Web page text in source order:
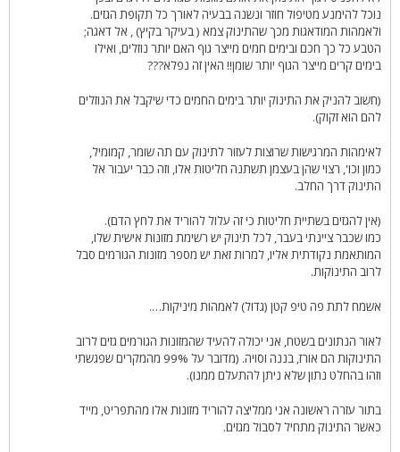
נוכל להימנע מטיפול חוזר ונשנה בבעיה לאורך כל תקופת הגזים.
ולאמהות המודאגות מכך שהתינוק צמא ( בעיקר בקיץ) , אל דאגה;
הטבע כל כך חכם ובימים חמים מייצר גוף האם יותר נוזלים, ואילו
בימים קרים מייצר הגוף יותר שומן!! האין זה נפלא???
(חשוב להניק את התינוק יותר בימים החמים כדי שיקבל את הנוזלים
להם הוא זקוק).
לאימהות המרגישות שרוצות לעזור לתינוק עם תה שומר, קמומיל,
כמון וכו', רצוי שהן בעצמן תשתנה חליטות אלו, וזה כבר יעבור אל
התינוק דרך החלב.
(אין להגזים בשתיית חליטות כי זה עלול להוריד את לחץ הדם).
כמו שכבר ציינתי בעבר, לכל תינוק יש רשימת מזונות אישית שלו,
המותאמת נקודתית אליו, למרות זאת יש מספר מזונות הגורמים סבל
לרוב התינוקות.
אשמח לתת פה טיפ קטן (גדול) לאמהות מיניקות….
לאור הנתונים בשטח, אני יכולה להעיד שהמזונות הגורמים גזים לרוב
התינוקות הם אורז, בננה וסויה. (מדובר על 99% מהמקרים שפגשתי
וזהו בהחלט נתון שלא ניתן להתעלם ממנו).
בתור עזרה ראשונה אני ממליצה להוריד מזונות אלו מהתפריט, מייד
כאשר התינוק מתחיל לסבול מגזים.